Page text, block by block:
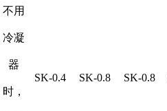
不用
冷凝
器
时，
SK-0.4 SK-0.8 SK-0.8